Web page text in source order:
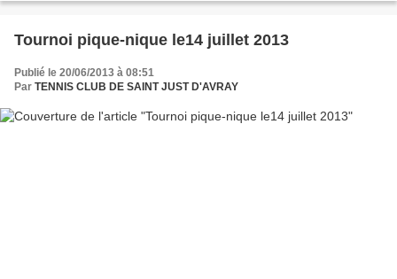
Tournoi pique-nique le14 juillet 2013
Publié le 20/06/2013 à 08:51
Par TENNIS CLUB DE SAINT JUST D'AVRAY